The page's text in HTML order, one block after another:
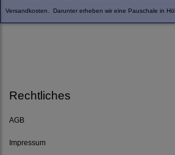
Versandkosten. Darunter erheben wir eine Pauschale in
Rechtliches
AGB
Impressum